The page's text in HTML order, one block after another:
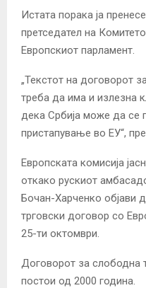
Истата порака ја
претседател на
Европскиот парламент.
„Текстот на договорот
треба да има и излезна
дека Србија може да се
пристапување во ЕУ“,
Европската комисија
откако рускиот
Бочан-Харченко објави
трговски договор со
25-ти октомври.
Договорот за слободна
постои од 2000 година.